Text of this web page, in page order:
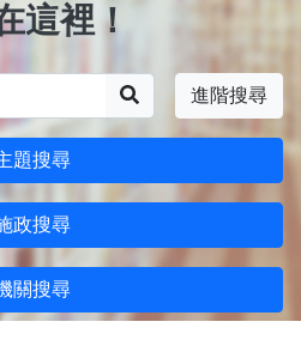
這裡！
進階搜尋
題搜尋
政搜尋
關搜尋